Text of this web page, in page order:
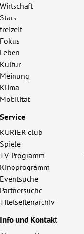
Wirtschaft
Stars
freizeit
Fokus
Leben
Kultur
Meinung
Klima
Mobilität
Service
KURIER club
Spiele
TV-Programm
Kinoprogramm
Eventsuche
Partnersuche
Titelseitenarchiv
Info und Kontakt